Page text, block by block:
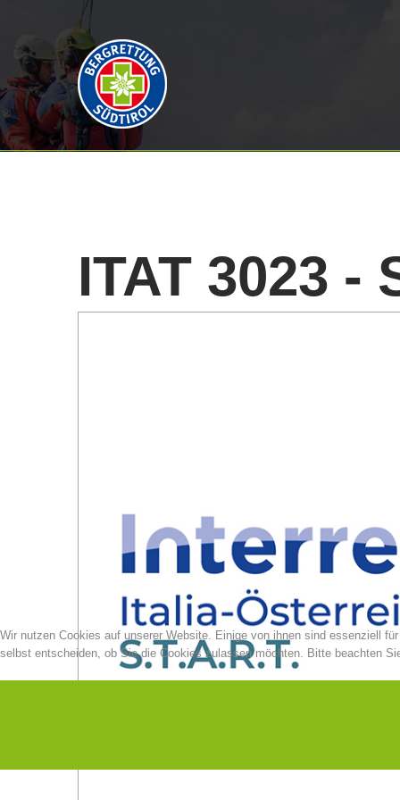
ITAT 3023 -
Wir nutzen Cookies auf unserer Website. Einige von ihnen sind essenziell
selbst entscheiden, ob Sie die Cookies zulassen möchten. Bitte beachten